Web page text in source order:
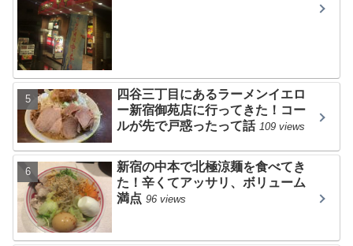
四谷三丁目にあるラーメンイエロ
ー新宿御苑店に行ってきた！コー
ルが先で戸惑ったって話 109 views
新宿の中本で北極涼麺を食べてき
た！辛くてアッサリ、ボリューム
満点 96 views